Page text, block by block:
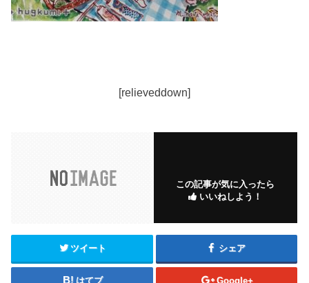
[relieveddown]
この記事が気に入ったら
いいねしよう！
ツイート シェア
はてブ Google+